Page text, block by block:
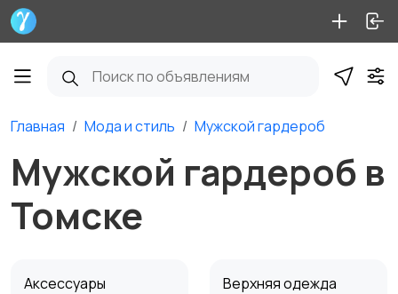
Главная Мода и стиль Мужской гардероб
Мужской гардероб в
Томске
Аксессуары Верхняя одежда